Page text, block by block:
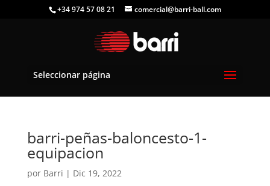
+34 974 57 08 21 comercial@barri-ball.com
Seleccionar página
barri-peñas-baloncesto-1-
equipacion
por Barri | Dic 19, 2022